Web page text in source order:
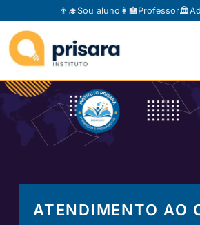
👨‍🎓Sou aluno 👩‍🏫Professor🏛️
ATENDIMENTO AO